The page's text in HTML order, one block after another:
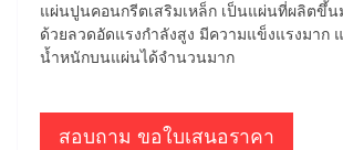
แผ่นปูนคอนกรีตเสริมเหล็ก เป็นแผ่นที่ผลิตขึ้
ด้วยลวดอัดแรงกำลังสูง มีความแข็งแรงมาก
น้ำหนักบนแผ่นได้จำนวนมาก
สอบถาม ขอใบเสนอราคา